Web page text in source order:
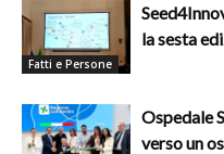
Fatti e Persone
la sesta
Ospedale
verso un